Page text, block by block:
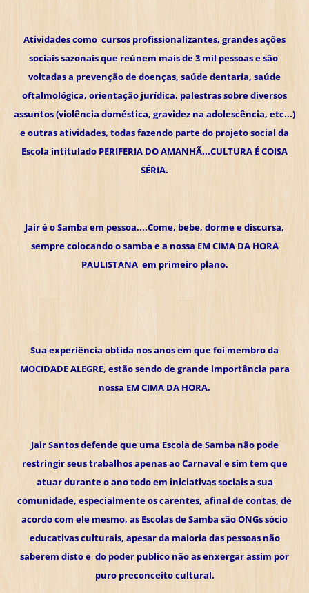
Atividades como cursos profissionalizantes, grandes ações
sociais sazonais que reúnem mais de 3 mil pessoas e são
voltadas a prevenção de doenças, saúde dentaria, saúde
oftalmológica, orientação jurídica, palestras sobre diversos
assuntos (violência doméstica, gravidez na adolescência, etc...)
e outras atividades, todas fazendo parte do projeto social da
Escola intitulado PERIFERIA DO AMANHÃ...CULTURA É COISA
SÉRIA.
Jair é o Samba em pessoa....Come, bebe, dorme e discursa,
sempre colocando o samba e a nossa EM CIMA DA HORA
PAULISTANA em primeiro plano.
Sua experiência obtida nos anos em que foi membro da
MOCIDADE ALEGRE, estão sendo de grande importância para
nossa EM CIMA DA HORA.
Jair Santos defende que uma Escola de Samba não pode
restringir seus trabalhos apenas ao Carnaval e sim tem que
atuar durante o ano todo em iniciativas sociais a sua
comunidade, especialmente os carentes, afinal de contas, de
acordo com ele mesmo, as Escolas de Samba são ONGs sócio
educativas culturais, apesar da maioria das pessoas não
saberem disto e do poder publico não as enxergar assim por
puro preconceito cultural.